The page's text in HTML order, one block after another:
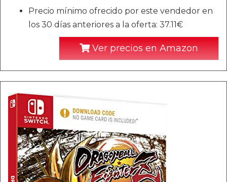
Precio mínimo ofrecido por este vendedor en
los 30 días anteriores a la oferta: 37.11€
Ver precios en Amazon